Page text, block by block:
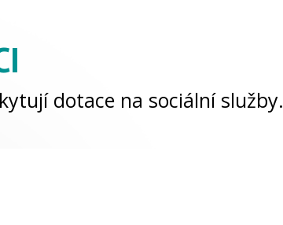
dotace na sociální služby.